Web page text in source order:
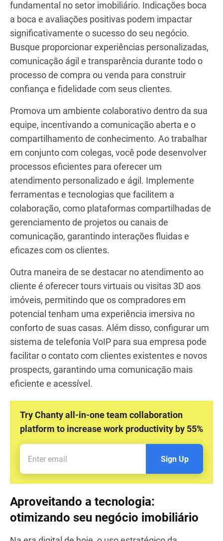
otimizar seu site para dispositivos móveis, pois
cada vez mais pessoas utilizam seus smartphones
para buscar imóveis.
Ofereça um atendimento ao cliente
excepcional
Prestar um atendimento excepcional é
fundamental no setor imobiliário. Indicações boca
a boca e avaliações positivas podem impactar
significativamente o sucesso do seu negócio.
Busque proporcionar experiências personalizadas,
comunicação ágil e transparência durante todo o
processo de compra ou venda para construir
confiança e fidelidade com seus clientes.
Promova um ambiente colaborativo dentro da sua
equipe, incentivando a comunicação aberta e o
compartilhamento de conhecimento. Ao trabalhar
em conjunto com colegas, você pode desenvolver
processos eficientes para oferecer um
atendimento personalizado e ágil. Implemente
ferramentas e tecnologias que facilitem a
colaboração, como plataformas compartilhadas de
gerenciamento de projetos ou canais de
comunicação, garantindo interações fluidas e
eficazes com os clientes.
Outra maneira de se destacar no atendimento ao
cliente é oferecer tours virtuais ou visitas 3D aos
imóveis, permitindo que os compradores em
potencial tenham uma experiência imersiva no
conforto de suas casas. Além disso, configurar um
sistema de telefonia VoIP para sua empresa pode
facilitar o contato com clientes existentes e novos
prospects, garantindo uma comunicação mais
eficiente e acessível.
Try Chanty all-in-one team collaboration